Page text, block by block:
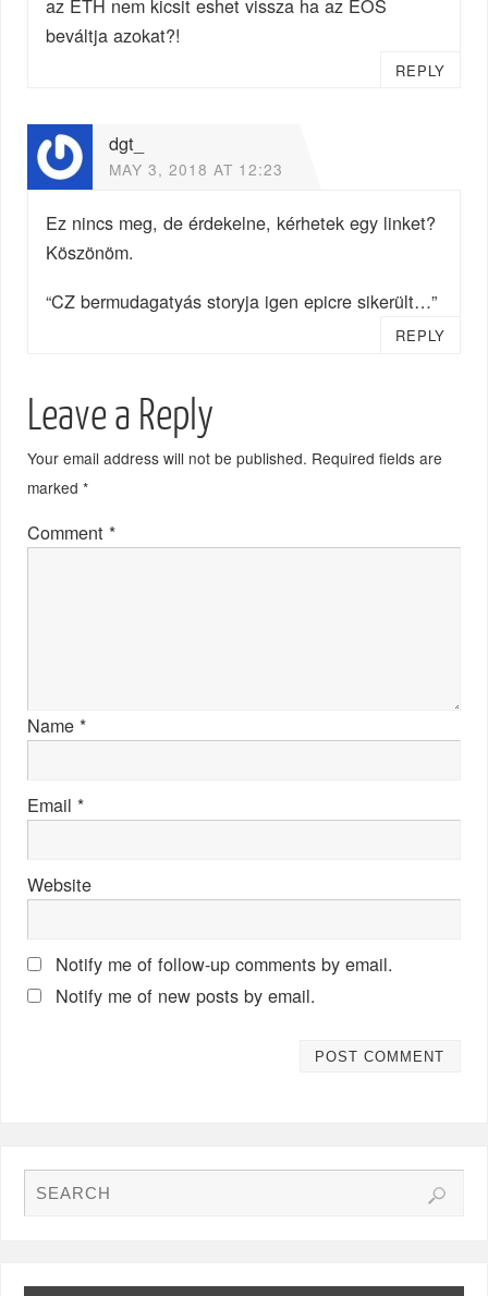
az ETH nem kicsit eshet vissza ha az EOS
beváltja azokat?!
REPLY
dgt_
MAY 3, 2018 AT 12:23
Ez nincs meg, de érdekelne, kérhetek egy linket?
Köszönöm.
“CZ bermudagatyás storyja igen epicre sikerült…”
REPLY
Leave a Reply
Your email address will not be published. Required fields are
marked*
Comment*
Name*
Email*
Website
Notify me of follow-up comments by email.
Notify me of new posts by email.